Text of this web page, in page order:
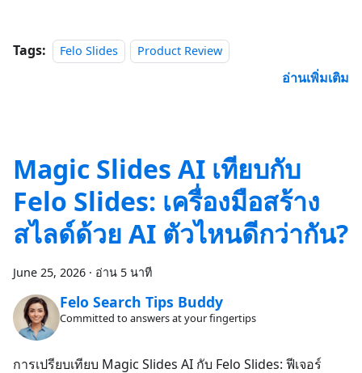
Tags: Felo Slides Product Review
อ่านเพิ่มเติม
Magic Slides AI เทียบกับ
Felo Slides: เครื่องมือสร้าง
สไลด์ด้วย AI ตัวไหนดีกว่ากัน?
June 25, 2026 · อ่าน 5 นาที
Felo Search Tips Buddy
Committed to answers at your fingertips
การเปรียบเทียบ Magic Slides AI กับ Felo Slides: ฟีเจอร์